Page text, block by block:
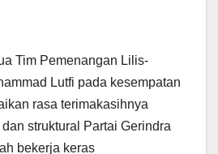
Tim Pemenangan Lilis-
Lutfi pada kesempatan
rasa terimakasihnya
struktural Partai Gerindra
bekerja keras